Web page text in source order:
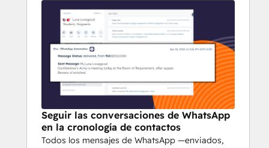
Seguir las conversaciones de WhatsApp
en la cronología de contactos
Todos los mensajes de WhatsApp —enviados,